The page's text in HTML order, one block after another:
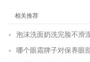
相关推荐
泡沫洗面奶洗完脸不滑
哪个眼霜牌子对保养眼